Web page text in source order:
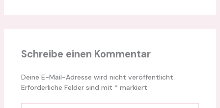
Schreibe einen Kommentar
Deine E-Mail-Adresse wird nicht veröffentlicht.
Erforderliche Felder sind mit * markiert